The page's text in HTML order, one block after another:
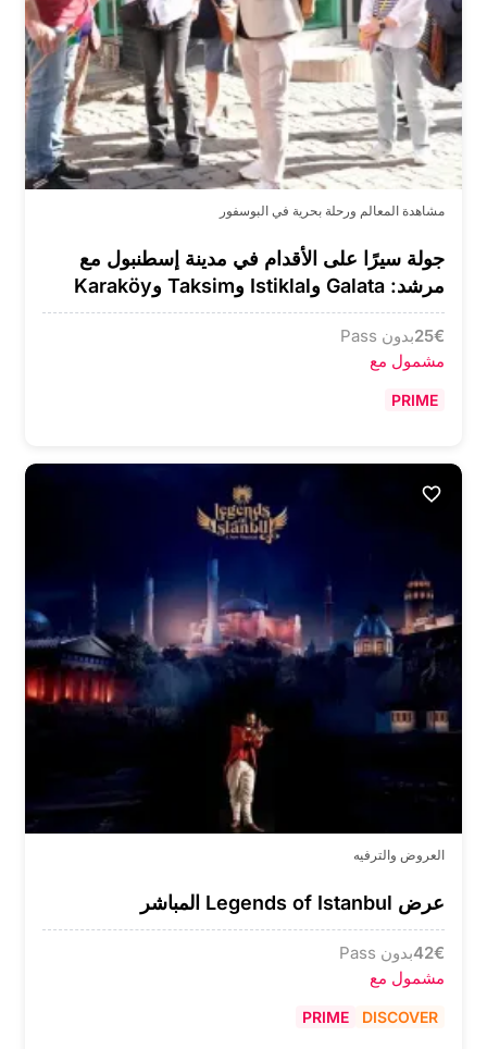
مشاهدة المعالم ورحلة بحرية في البوسفور
جولة سيرًا على الأقدام في مدينة إسطنبول مع
مرشد: Galata وIstiklal وTaksim وKaraköy
€
25بدون Pass
مشمول مع
PRIME
العروض والترفيه
عرض Legends of Istanbul المباشر
€
42بدون Pass
مشمول مع
DISCOVER
PRIME